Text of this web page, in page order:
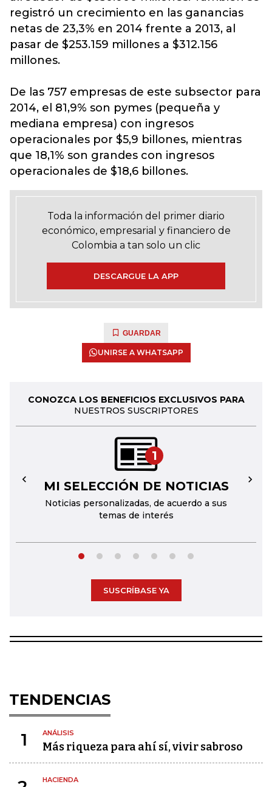
registró un crecimiento en las ganancias
netas de 23,3% en 2014 frente a 2013, al
pasar de $253.159 millones a $312.156
millones.
De las 757 empresas de este subsector para
2014, el 81,9% son pymes (pequeña y
mediana empresa) con ingresos
operacionales por $5,9 billones, mientras
que 18,1% son grandes con ingresos
operacionales de $18,6 billones.
Toda la información del primer diario
económico, empresarial y financiero de
Colombia a tan solo un clic
DESCARGUE LA APP
GUARDAR
UNIRSE A WHATSAPP
CONOZCA LOS BENEFICIOS EXCLUSIVOS PARA
NUESTROS SUSCRIPTORES
1
MI SELECCIÓN DE NOTICIAS
Noticias personalizadas, de acuerdo a sus
temas de interés
← →
SUSCRÍBASE YA
TENDENCIAS
1 ANÁLISIS
Más riqueza para ahí sí, vivir sabroso
HACIENDA